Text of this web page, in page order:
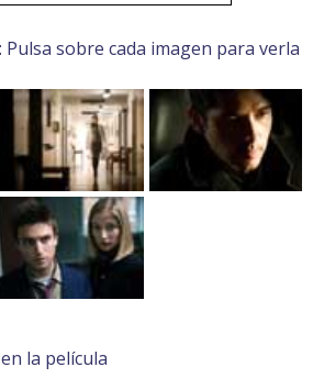
Pulsa sobre cada imagen para verla
la película